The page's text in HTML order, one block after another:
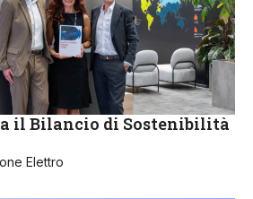
il Bilancio di Sostenibilità
Elettro